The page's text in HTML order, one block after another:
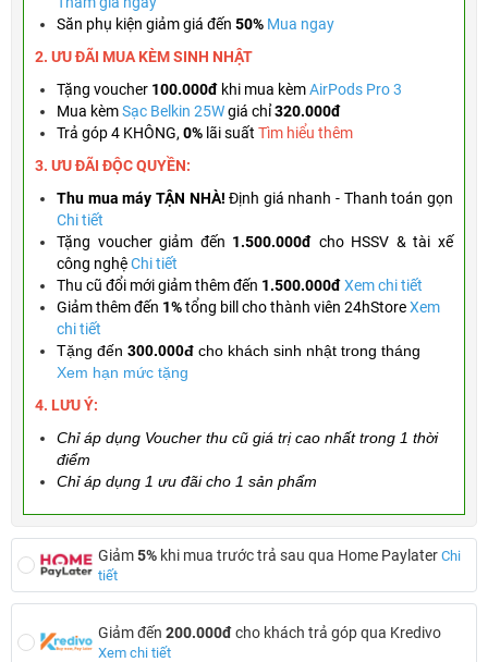
Săn phụ kiện giảm giá đến 50% Mua ngay
2. ƯU ĐÃI MUA KÈMSINH NHẬT
Tặng voucher 100.000đ khi mua kèmAirPods Pro 3
Mua kèmSạc Belkin 25Wgiá chỉ320.000đ
Trả góp 4 KHÔNG, 0% lãi suất Tìm hiểu thêm
3. ƯU ĐÃI ĐỘC QUYỀN:
Thu mua máy TẬN NHÀ!Định giá nhanh - Thanh toán gọn
Chi tiết
Tặng voucher giảm đến 1.500.000đ cho HSSV & tài xế
công nghệChi tiết
Thu cũ đổi mới giảm thêm đến 1.500.000đXem chi tiết
Giảm thêm đến 1%tổng bill cho thành viên 24hStoreXem
chi tiết
Tặng đến 300.000đ cho khách sinh nhật trong tháng
Xem hạn mức tặng
4. LƯU Ý:
Chỉ áp dụng Voucher thu cũ giá trị cao nhất trong 1 thời
điểm
Chỉ áp dụng 1 ưu đãi cho 1 sản phẩm
Giảm5% khi mua trước trả sau qua Home Paylater Chi
tiết
Giảm đến 200.000đcho khách trả góp qua Kredivo
Xem chi tiết